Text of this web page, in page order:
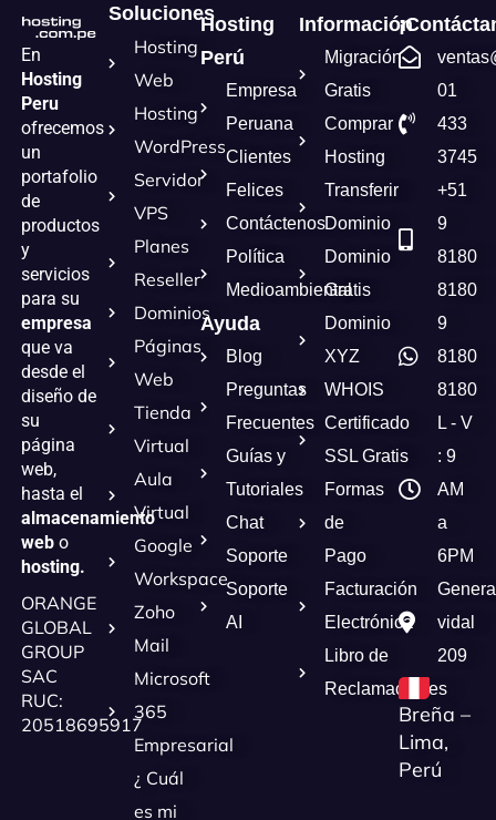
En
Hosting
Peru
ofrecemos
un
portafolio
de
productos
y
servicios
para su
empresa
que va
desde el
diseño de
su
página
web,
hasta el
almacenamiento
webo
hosting.
ORANGE
GLOBAL
GROUP
SAC
RUC:
20518695917
Soluciones
Hosting
Web
Hosting
WordPress
Servidor
VPS
Planes
Reseller
Dominios
Páginas
Web
Tienda
Virtual
Aula
Virtual
Google
Workspace
Zoho
Mail
Microsoft
365
Empresarial
¿ Cuál
es mi
Hosting
Perú
Empresa
Peruana
Clientes
Felices
Contáctenos
Política
Medioambiental
Ayuda
Blog
Preguntas
Frecuentes
Guías y
Tutoriales
Chat
Soporte
Soporte
AI
Información
Migración
Gratis
Comprar
Hosting
Transferir
Dominio
Dominio
Gratis
Dominio
XYZ
WHOIS
Certificado
SSL Gratis
Formas
de
Pago
Facturación
Electrónica
Libro de
Reclamaciones
01
433
3745
+51
9
8180
8180
9
8180
8180
L - V
: 9
AM
a
6PM
vidal
209
Breña –
Lima,
Perú